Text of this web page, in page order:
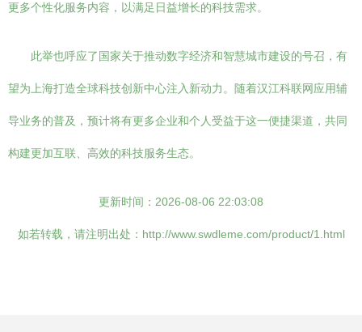
更多个性化服务内容，以满足日益增长的科技需求。
此举也呼应了国家关于推动数字经济和智慧城市建设的号召，有
望为上海打造全球科技创新中心注入新动力。随着汉江科联网应用辅
导业务的普及，预计将有更多企业和个人受益于这一便捷渠道，共同
构建更加互联、高效的科技服务生态。
更新时间：2026-08-06 22:03:08
如若转载，请注明出处：http://www.swdleme.com/product/1.html